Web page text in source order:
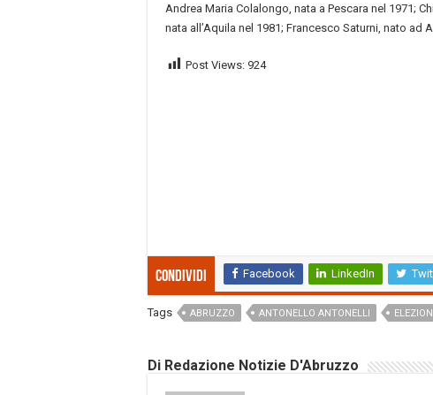
Andrea Maria Colalongo, nata a Pescara nel 1971;
nata all’Aquila nel 1981; Francesco Saturni, nato ad
Post Views: 924
Condividi Facebook LinkedIn
Tags ABRUZZO ANTONELLO ANTONELLI ELEZIONI
Di Redazione Notizie D'Abruzzo